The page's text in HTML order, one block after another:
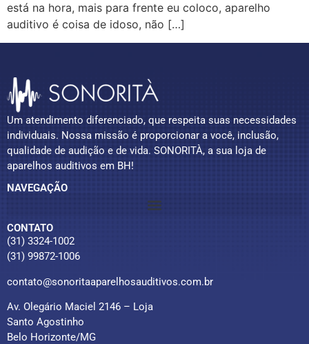
está na hora, mais para frente eu coloco, aparelho
auditivo é coisa de idoso, não […]
Um atendimento diferenciado, que respeita suas necessidades
individuais. Nossa missão é proporcionar a você, inclusão,
qualidade de audição e de vida. SONORITÀ, a sua loja de
aparelhos auditivos em BH!
NAVEGAÇÃO
CONTATO
(31) 3324-1002
(31) 99872-1006
contato@sonoritaaparelhosauditivos.com.br
Av. Olegário Maciel 2146 – Loja
Santo Agostinho
Belo Horizonte/MG